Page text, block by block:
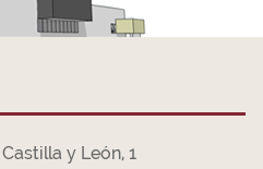
y León, 1